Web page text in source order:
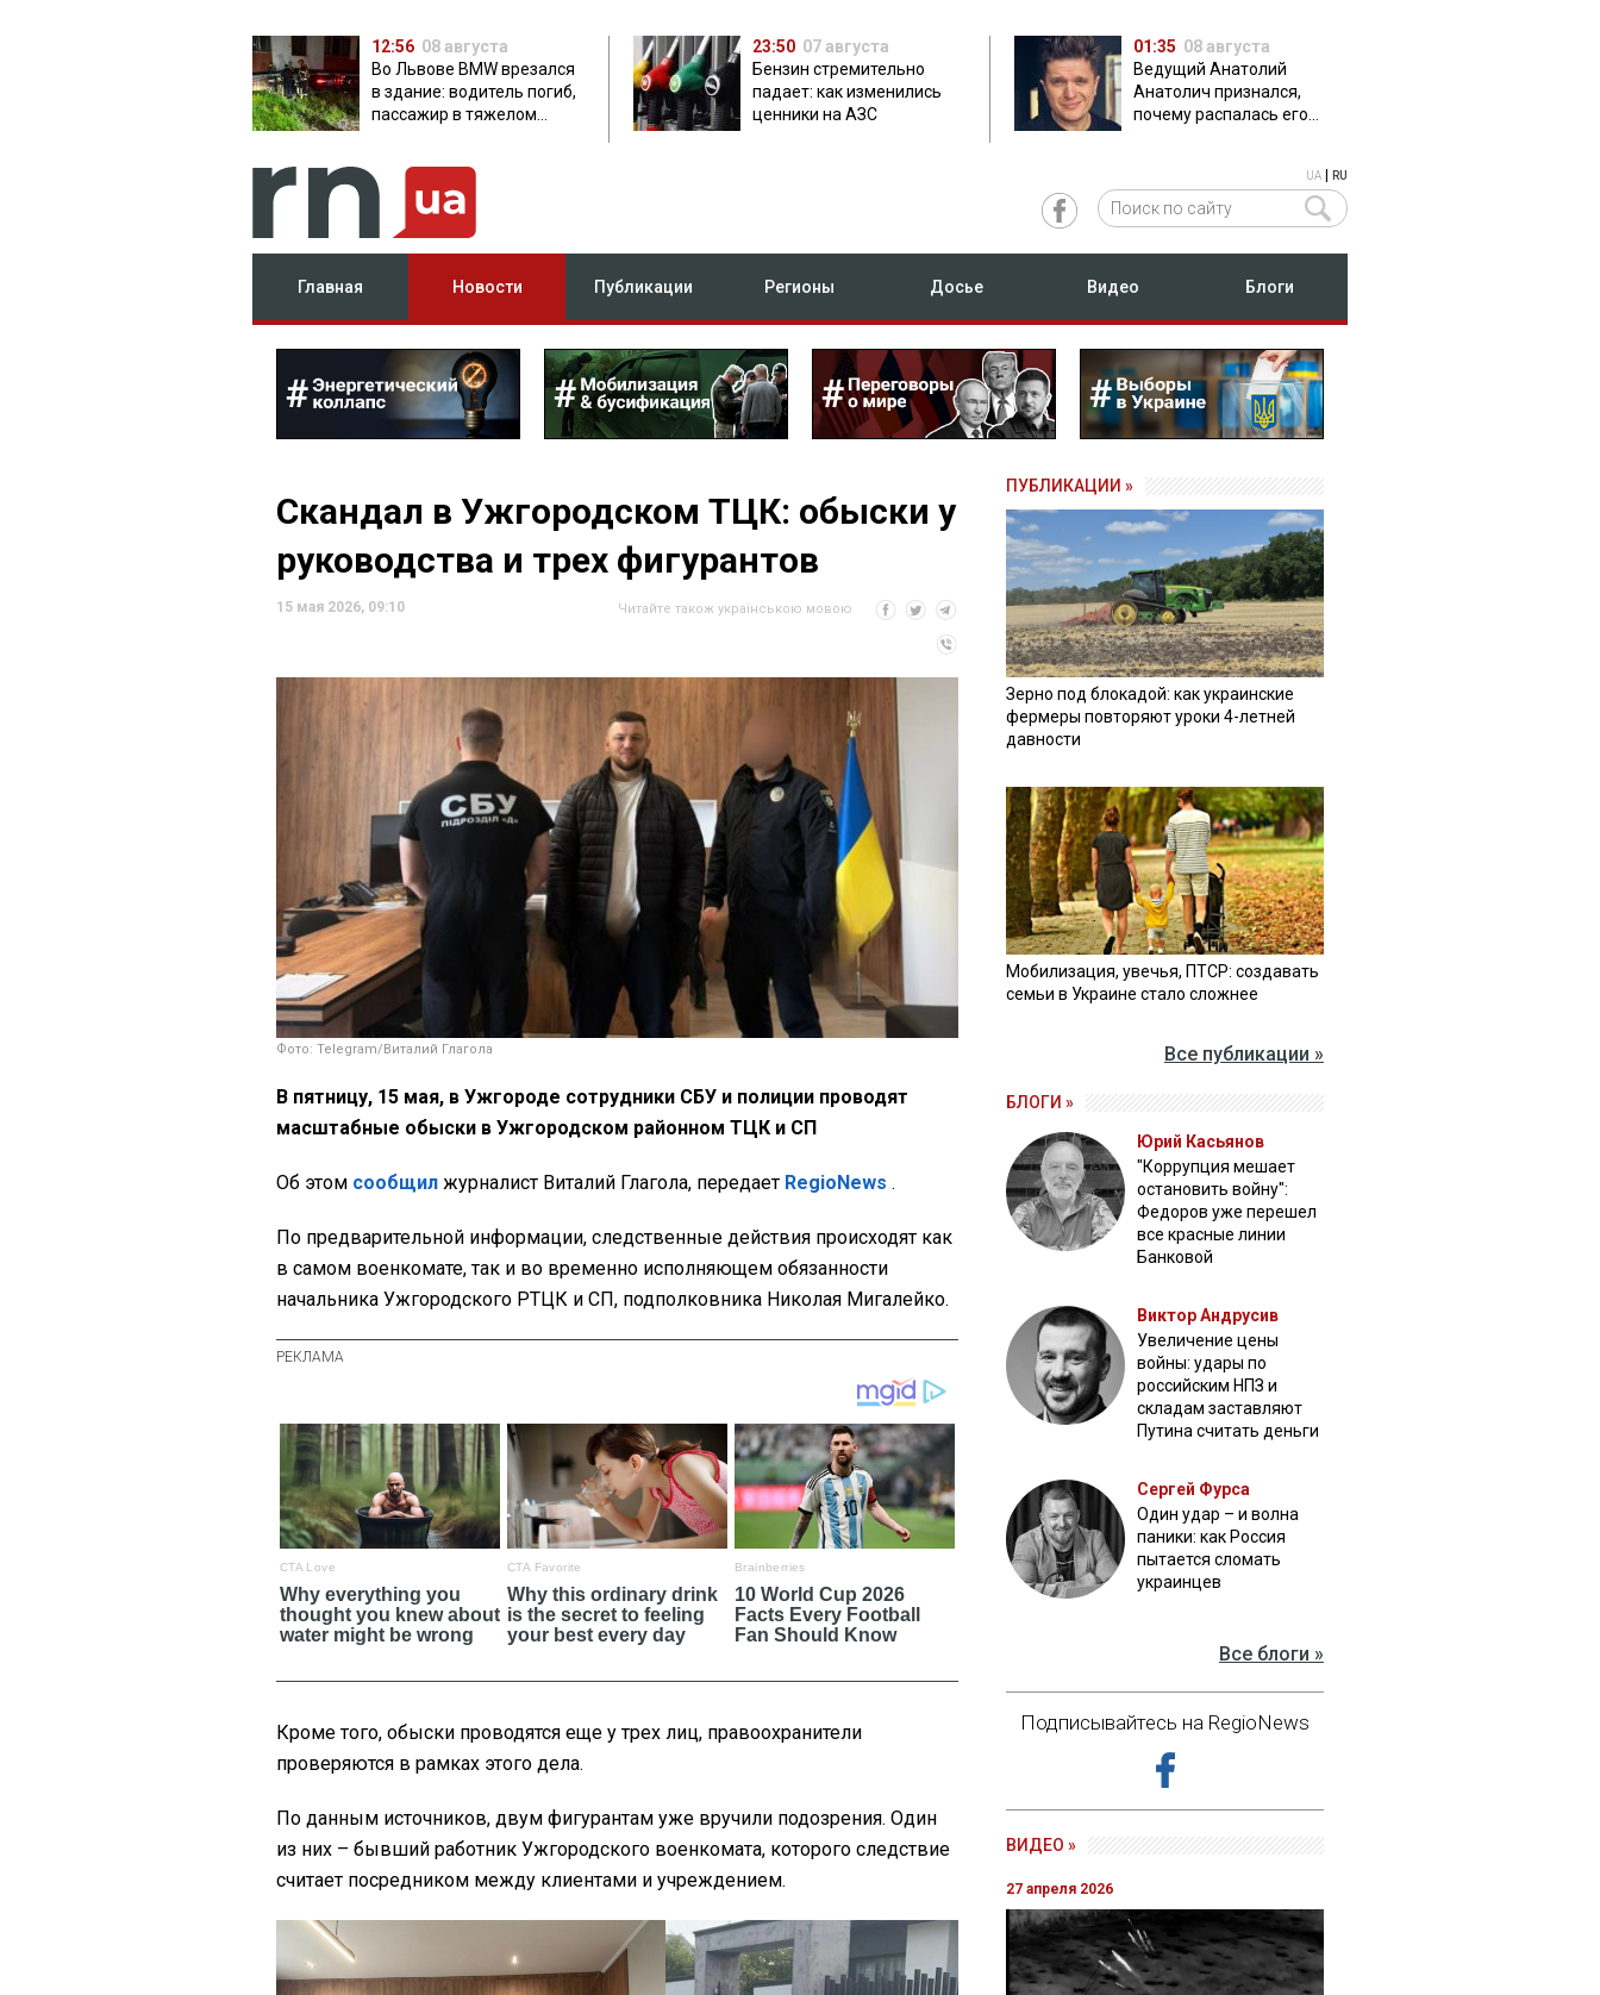
12:56 08 августа
Во Львове BMW врезался
в здание: водитель погиб,
пассажир в тяжелом
23:50 07 августа
Бензин стремительно
падает: как изменились
ценники на АЗС
01:35 08 августа
Ведущий Анатолий
Анатолич признался,
почему распалась его
UA RU
Главная Новости Публикации Регионы Досье Видео Блоги
Скандал в Ужгородском ТЦК: обыски у
руководства и трех фигурантов
15 мая 2026, 09:10 Читайте також українською мовою
Фото: Telegram/Виталий Глагола
В пятницу, 15 мая, в Ужгороде сотрудники СБУ и полиции проводят
масштабные обыски в Ужгородском районном ТЦК и СП
Об этом сообщил журналист Виталий Глагола, передает RegioNews .
По предварительной информации, следственные действия происходят как
в самом военкомате, так и во временно исполняющем обязанности
начальника Ужгородского РТЦК и СП, подполковника Николая Мигалейко.
Кроме того, обыски проводятся еще у трех лиц, правоохранители
проверяются в рамках этого дела.
По данным источников, двум фигурантам уже вручили подозрения. Один
из них – бывший работник Ужгородского военкомата, которого следствие
считает посредником между клиентами и учреждением.
ПУБЛИКАЦИИ »
Зерно под блокадой: как украинские
фермеры повторяют уроки 4-летней
давности
Мобилизация, увечья, ПТСР: создавать
семьи в Украине стало сложнее
Все публикации »
БЛОГИ »
Юрий Касьянов
"Коррупция мешает
остановить войну":
Федоров уже перешел
все красные линии
Банковой
Виктор Андрусив
Увеличение цены
войны: удары по
российским НПЗ и
складам заставляют
Путина считать деньги
Сергей Фурса
Один удар – и волна
паники: как Россия
пытается сломать
украинцев
Все блоги »
Подписывайтесь на RegioNews
ВИДЕО »
27 апреля 2026